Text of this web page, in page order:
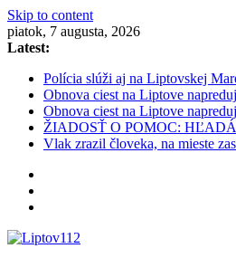
Skip to content
piatok, 7 augusta, 2026
Latest:
Polícia slúži aj na Liptovskej
Obnova ciest na Liptove
Obnova ciest na Liptove
ŽIADOSŤ O POMOC:
Vlak zrazil človeka, na mieste